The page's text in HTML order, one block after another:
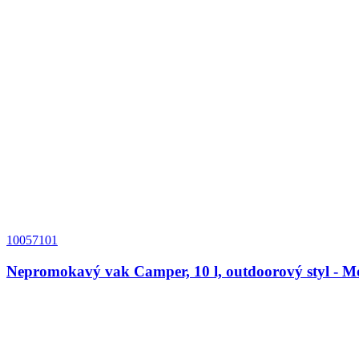
10057101
Nepromokavý vak Camper, 10 l, outdoorový styl -